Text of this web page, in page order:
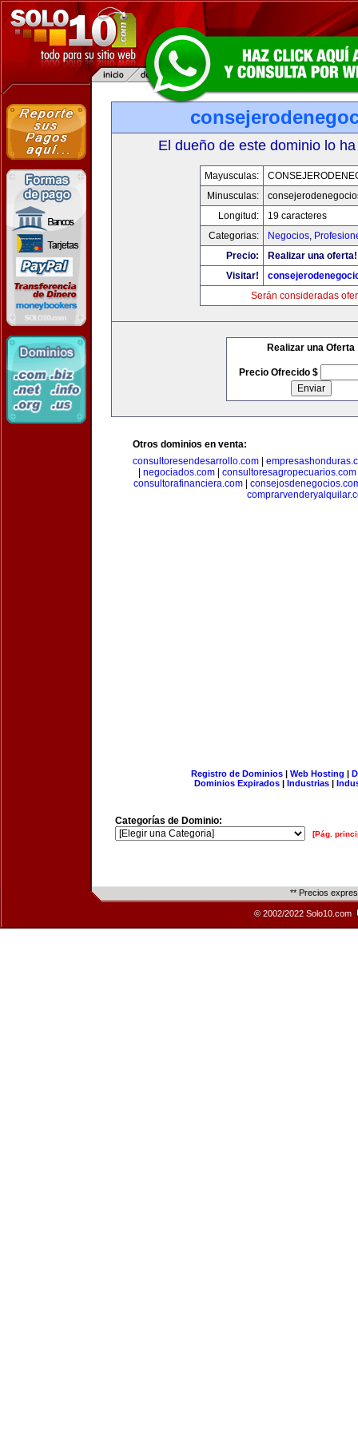
El dueño de este dominio lo
Mayusculas:
Minusculas:
Longitud:
19 caracteres
Categorias:
Negocios,
Precio:
Realizar una oferta!
Visitar!
Serán consideradas
Realizar una Oferta
Precio Ofrecido $
Otros dominios en venta:
consultoresendesarrollo.com
negociados.com consultoresagropecuarios.com
consultorafinanciera.com|
Registro de Dominios| Web Hosting |
Dominios Expirados | Industrias |
Categorías de Dominio:
[Pág.
** Precios
© 2002/2022 Solo10.com